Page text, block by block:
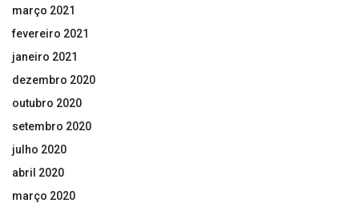
março 2021
fevereiro 2021
janeiro 2021
dezembro 2020
outubro 2020
setembro 2020
julho 2020
abril 2020
março 2020